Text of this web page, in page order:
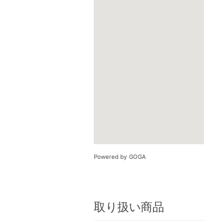
Powered by GOGA
取り扱い商品